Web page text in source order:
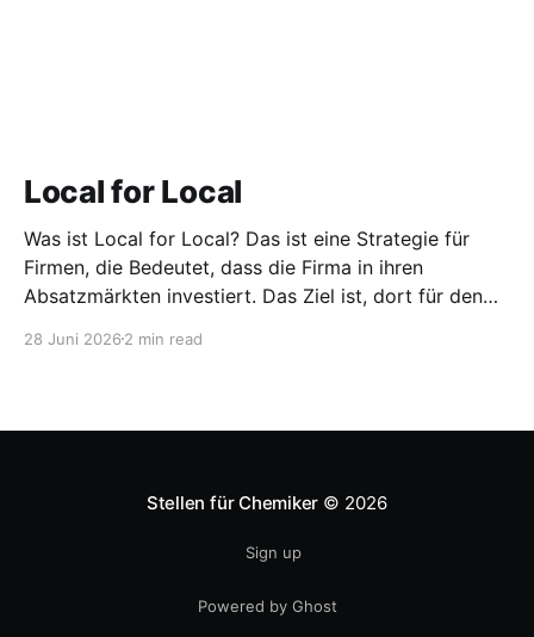
Local for Local
Was ist Local for Local? Das ist eine Strategie für
Firmen, die Bedeutet, dass die Firma in ihren
Absatzmärkten investiert. Das Ziel ist, dort für den
entwickeln. Diese Strategie ist von Toyota bekannt,
28 Juni 2026 2 min read
Stellen für Chemiker © 2026
Sign up
Powered by Ghost